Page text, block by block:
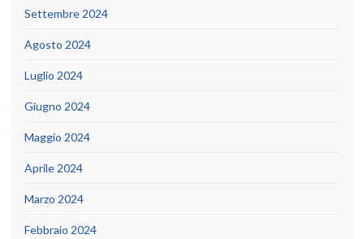
Settembre 2024
Agosto 2024
Luglio 2024
Giugno 2024
Maggio 2024
Aprile 2024
Marzo 2024
Febbraio 2024